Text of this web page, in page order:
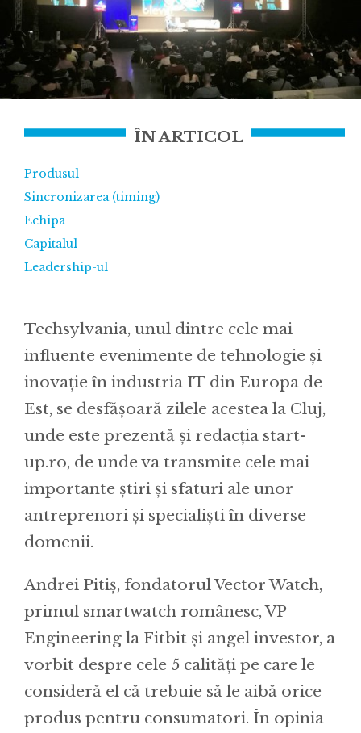
ÎN ARTICOL
Produsul
Sincronizarea (timing)
Echipa
Capitalul
Leadership-ul
Techsylvania, unul dintre cele mai
influente evenimente de tehnologie și
inovație în industria IT din Europa de
Est, se desfășoară zilele acestea la Cluj,
unde este prezentă și redacția start-
up.ro, de unde va transmite cele mai
importante știri și sfaturi ale unor
antreprenori și specialiști în diverse
domenii.
Andrei Pitiș, fondatorul Vector Watch,
primul smartwatch românesc, VP
Engineering la Fitbit și angel investor, a
vorbit despre cele 5 calități pe care le
consideră el că trebuie să le aibă orice
produs pentru consumatori. În opinia